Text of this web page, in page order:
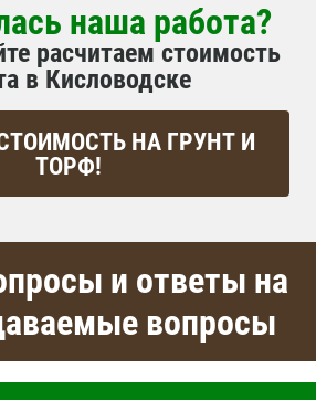
наша работа?
расчитаем стоимость
в Кисловодске
НА ГРУНТ И
ТОРФ!
и ответы на
вопросы